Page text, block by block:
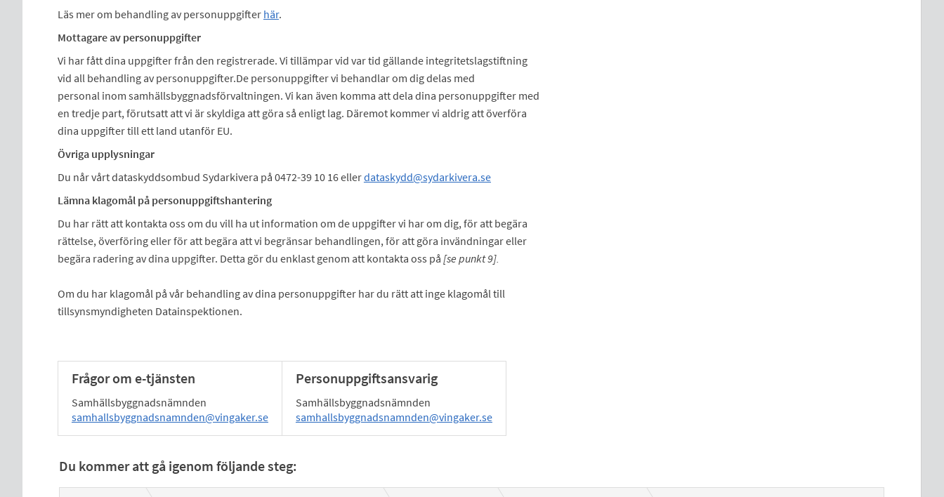
Läs mer om behandling av personuppgifter här.
Mottagare av personuppgifter
Vi har fått dina uppgifter från den registrerade. Vi tillämpar vid var tid gällande integritetslagstiftning
vid all behandling av personuppgifter.De personuppgifter vi behandlar om dig delas med
personal inom samhällsbyggnadsförvaltningen. Vi kan även komma att dela dina personuppgifter med
en tredje part, förutsatt att vi är skyldiga att göra så enligt lag. Däremot kommer vi aldrig att överföra
dina uppgifter till ett land utanför EU.
Övriga upplysningar
Du når vårt dataskyddsombud Sydarkivera på 0472-39 10 16 ellerdataskydd@sydarkivera.se
Lämna klagomål på personuppgiftshantering
Du har rätt att kontakta oss om du vill ha ut information om de uppgifter vi har om dig, för att begära
rättelse, överföring eller för att begära att vi begränsar behandlingen, för att göra invändningar eller
begära radering av dina uppgifter. Detta gör du enklast genom att kontakta oss på [se punkt 9].
Om du har klagomål på vår behandling av dina personuppgifter har du rätt att inge klagomål till
tillsynsmyndigheten Datainspektionen.
Frågor om e-tjänsten
Samhällsbyggnadsnämnden
samhallsbyggnadsnamnden@vingaker.se
Personuppgiftsansvarig
Samhällsbyggnadsnämnden
samhallsbyggnadsnamnden@vingaker.se
Du kommer att gå igenom följande steg: